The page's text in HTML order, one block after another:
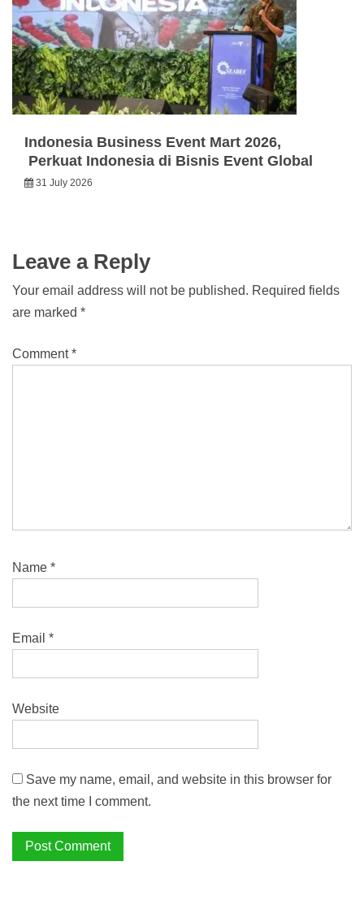
Indonesia Business Event Mart 2026,
Perkuat Indonesia di Bisnis Event Global
31 July 2026
Leave a Reply
Your email address will not be published. Required fields
are marked *
Comment*
Name *
Email *
Website
Save my name, email, and website in this browser for
the next time I comment.